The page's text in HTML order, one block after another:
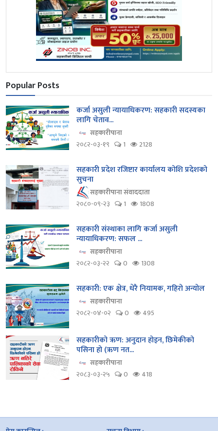
Popular Posts
कर्जा असुली न्यायाधिकरण: सहकारी सदस्यका
लागि चेताव...
सहकारीपाना
२०८२-०३-१९
1 2128
सहकारी प्रदेश रजिष्टार कार्यालय कोशि प्रदेशको
सुचना
सहकारीपाना संवाददाता
२०८०-०९-२३
1 1808
सहकारी संस्थाका लागि कर्जा असुली
न्यायाधिकरण: सफल ...
सहकारीपाना
२०८२-०३-२२
0 1308
सहकारी: एक क्षेत्र, धेरै नियामक, गहिरो अन्योल
सहकारीपाना
२०८२-०४-०२
0 495
सहकारीको ऋण: अनुदान होइन, छिमेकीको
पसिना हो (ऋण नत...
सहकारीपाना
२०८३-०३-२५
0 418